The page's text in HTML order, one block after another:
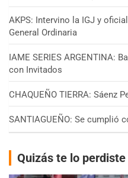
AKPS: Intervino la IGJ y
General Ordinaria
IAME SERIES ARGENTINA:
con Invitados
CHAQUEÑO TIERRA: Sáenz
SANTIAGUEÑO: Se cumplió
Quizás te lo perdiste